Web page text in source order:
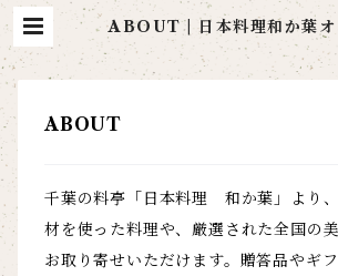
ABOUT | 日本料理和か葉オ
ンショップ｜千葉の料亭贈り
フトお取り寄せ通販
ABOUT
千葉の料亭「日本料理 和か葉」より
材を使った料理や、厳選された全国の
お取り寄せいただけます。贈答品やギ